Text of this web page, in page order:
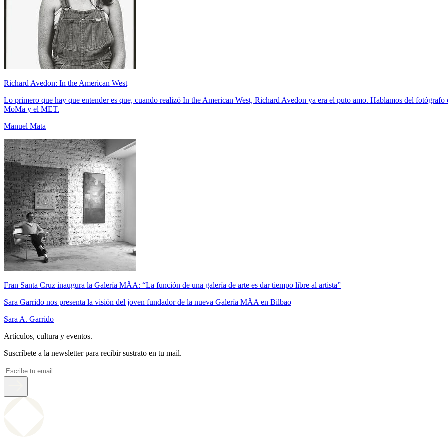
Richard Avedon: In the American West
Lo primero que hay que entender es que, cuando realizó In the American West, Richard Avedon ya era el puto amo. Hablamos del
MoMa y el MET.
Manuel Mata
Fran Santa Cruz inaugura la Galería MÄA: “La función de una galería de arte es dar tiempo libre al artista”
Sara Garrido nos presenta la visión del joven fundador de la nueva Galería MÄA en Bilbao
Sara A. Garrido
Artículos, cultura y eventos.
Suscríbete a la newsletter para recibir sustrato en tu mail.